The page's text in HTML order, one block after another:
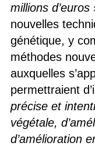
millions d’euros
nouvelles
génétique, y
méthodes
auxquelles
permettraient
précise et
végétale,
d’amélioration